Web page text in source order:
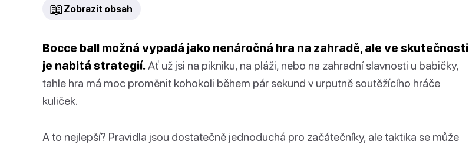
📖 Zobrazit obsah
Bocce ball možná vypadá jako nenáročná hra na zahradě, ale ve skutečnosti
je nabitá strategií. Ať už jsi na pikniku, na pláži, nebo na zahradní slavnosti u babičky,
tahle hra má moc proměnit kohokoli během pár sekund v urputně soutěžícího hráče
kuliček.
A to nejlepší? Pravidla jsou dostatečně jednoduchá pro začátečníky, ale taktika se může